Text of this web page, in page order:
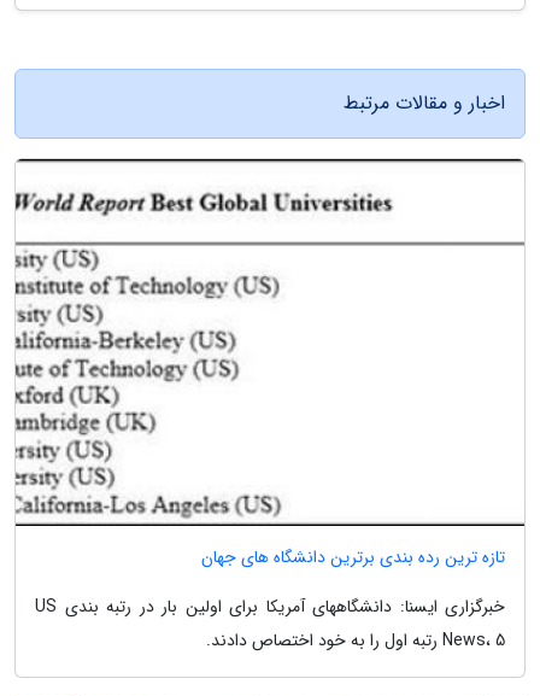
اخبار و مقالات مرتبط
تازه ترین رده بندی برترین دانشگاه های جهان
خبرگزاری ایسنا: دانشگاههای آمریکا برای اولین بار در رتبه بندی US
News، 5 رتبه اول را به خود اختصاص دادند.